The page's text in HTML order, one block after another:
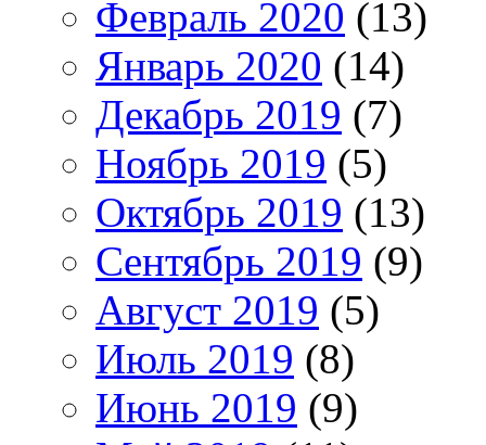
Февраль 2020 (13)
Январь 2020 (14)
Декабрь 2019 (7)
Ноябрь 2019 (5)
Октябрь 2019 (13)
Сентябрь 2019 (9)
Август 2019 (5)
Июль 2019 (8)
Июнь 2019 (9)